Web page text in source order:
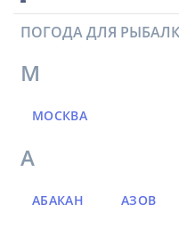
ПОГОДА ДЛЯ
М
МОСКВА
А
АБАКАН АЗОВ